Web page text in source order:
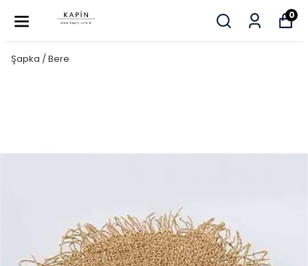
0
Şapka / Bere